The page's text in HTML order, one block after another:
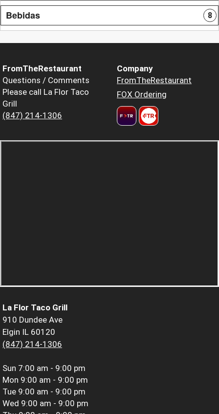
Bebidas 8
FromTheRestaurant
Questions / Comments
Please call La Flor Taco
Grill
(847) 214-1306
Company
FromTheRestaurant
FOX Ordering
La Flor Taco Grill
910 Dundee Ave
Elgin IL 60120
(847) 214-1306
Sun 7:00 am - 9:00 pm
Mon 9:00 am - 9:00 pm
Tue 9:00 am - 9:00 pm
Wed 9:00 am - 9:00 pm